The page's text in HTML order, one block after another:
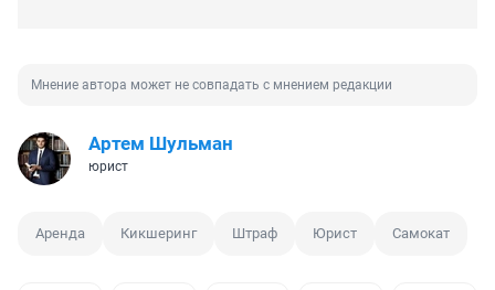
Мнение автора может не совпадать с мнением редакции
Артем Шульман
юрист
Аренда Кикшеринг Штраф Юрист Самокат